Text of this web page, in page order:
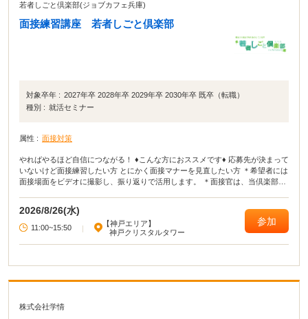
若者しごと倶楽部(ジョブカフェ兵庫)
面接練習講座 若者しごと倶楽部
対象卒年 : 2027年卒 2028年卒 2029年卒 2030年卒 既卒（転職）
種別 : 就活セミナー
属性 : 面接対策
やればやるほど自信につながる！ ♦こんな方におススメです♦ 応募先が決まって
いないけど面接練習したい方 とにかく面接マナーを見直したい方 ＊希望者には
面接場面をビデオに撮影し、振り返りで活用します。 ＊面接官は、当倶楽部の
2026/8/26(水)
11:00~15:50 |
【神戸エリア】
神戸クリスタルタワー
参加
株式会社学情